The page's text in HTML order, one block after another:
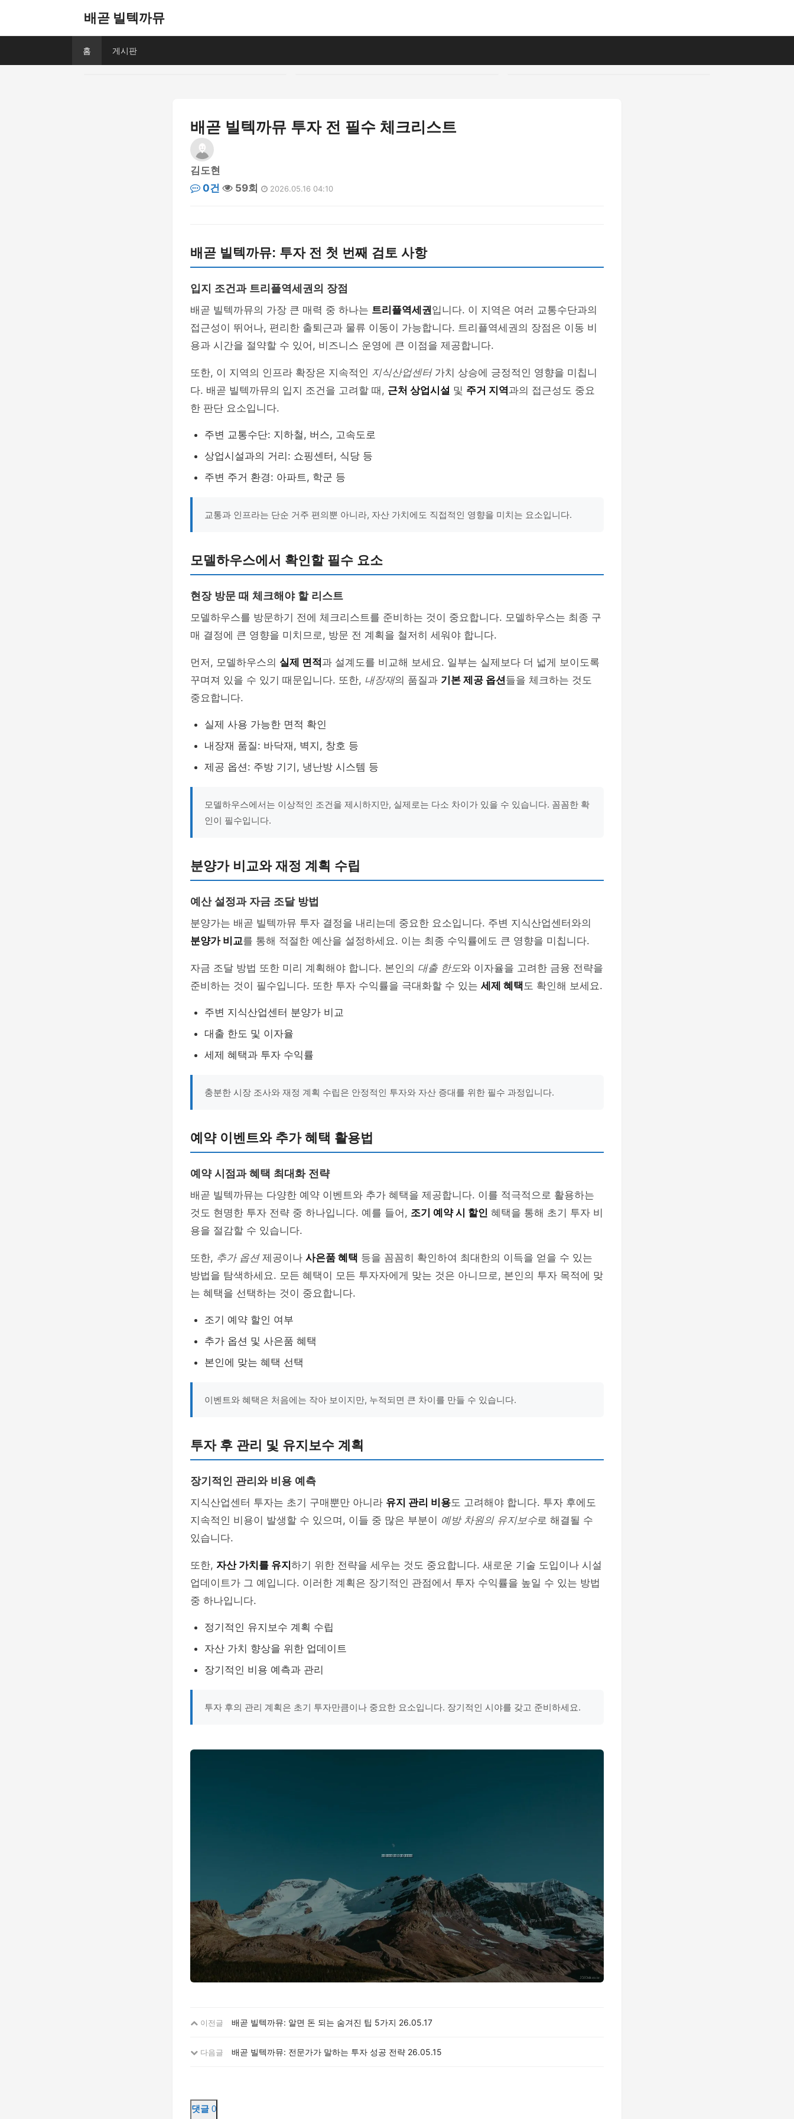
배곧 빌텍까뮤
홈 게시판
배곧 빌텍까뮤 투자 전 필수 체크리스트
김도현
0건
59회 2026.05.16 04:10
배곧 빌텍까뮤: 투자 전 첫 번째 검토 사항
입지 조건과 트리플역세권의 장점
배곧 빌텍까뮤의 가장 큰 매력 중 하나는 트리플역세권입니다. 이 지역은 여러 교통수단과의
접근성이 뛰어나, 편리한 출퇴근과 물류 이동이 가능합니다. 트리플역세권의 장점은 이동 비
용과 시간을 절약할 수 있어, 비즈니스 운영에 큰 이점을 제공합니다.
또한, 이 지역의 인프라 확장은 지속적인 지식산업센터가치 상승에 긍정적인 영향을 미칩니
다. 배곧 빌텍까뮤의 입지 조건을 고려할 때, 근처 상업시설 및 주거 지역과의 접근성도 중요
한 판단 요소입니다.
주변 교통수단: 지하철, 버스, 고속도로
상업시설과의 거리: 쇼핑센터, 식당 등
주변 주거 환경: 아파트, 학군 등
교통과 인프라는 단순 거주 편의뿐 아니라, 자산 가치에도 직접적인 영향을 미치는 요소입니다.
모델하우스에서 확인할 필수 요소
현장 방문 때 체크해야 할 리스트
모델하우스를 방문하기 전에 체크리스트를 준비하는 것이 중요합니다. 모델하우스는 최종 구
매 결정에 큰 영향을 미치므로, 방문 전 계획을 철저히 세워야 합니다.
먼저, 모델하우스의 실제 면적과 설계도를 비교해 보세요. 일부는 실제보다 더 넓게 보이도록
꾸며져 있을 수 있기 때문입니다. 또한, 내장재의 품질과 기본 제공 옵션들을 체크하는 것도
중요합니다.
실제 사용 가능한 면적 확인
내장재 품질: 바닥재, 벽지, 창호 등
제공 옵션: 주방 기기, 냉난방 시스템 등
모델하우스에서는 이상적인 조건을 제시하지만, 실제로는 다소 차이가 있을 수 있습니다. 꼼꼼한 확
인이 필수입니다.
분양가 비교와 재정 계획 수립
예산 설정과 자금 조달 방법
분양가는 배곧 빌텍까뮤 투자 결정을 내리는데 중요한 요소입니다. 주변 지식산업센터와의
분양가 비교를 통해 적절한 예산을 설정하세요. 이는 최종 수익률에도 큰 영향을 미칩니다.
자금 조달 방법 또한 미리 계획해야 합니다. 본인의 대출 한도와 이자율을 고려한 금융 전략을
준비하는 것이 필수입니다. 또한 투자 수익률을 극대화할 수 있는 세제 혜택도 확인해 보세요.
주변 지식산업센터 분양가 비교
대출 한도 및 이자율
세제 혜택과 투자 수익률
충분한 시장 조사와 재정 계획 수립은 안정적인 투자와 자산 증대를 위한 필수 과정입니다.
예약 이벤트와 추가 혜택 활용법
예약 시점과 혜택 최대화 전략
배곧 빌텍까뮤는 다양한 예약 이벤트와 추가 혜택을 제공합니다. 이를 적극적으로 활용하는
것도 현명한 투자 전략 중 하나입니다. 예를 들어, 조기 예약 시 할인 혜택을 통해 초기 투자 비
용을 절감할 수 있습니다.
또한, 추가 옵션제공이나 사은품 혜택 등을 꼼꼼히 확인하여 최대한의 이득을 얻을 수 있는
방법을 탐색하세요. 모든 혜택이 모든 투자자에게 맞는 것은 아니므로, 본인의 투자 목적에 맞
는 혜택을 선택하는 것이 중요합니다.
조기 예약 할인 여부
추가 옵션 및 사은품 혜택
본인에 맞는 혜택 선택
이벤트와 혜택은 처음에는 작아 보이지만, 누적되면 큰 차이를 만들 수 있습니다.
투자 후 관리 및 유지보수 계획
장기적인 관리와 비용 예측
지식산업센터 투자는 초기 구매뿐만 아니라 유지 관리 비용도 고려해야 합니다. 투자 후에도
지속적인 비용이 발생할 수 있으며, 이들 중 많은 부분이 예방 차원의 유지보수로 해결될 수
있습니다.
또한, 자산 가치를 유지 하기 위한 전략을 세우는 것도 중요합니다. 새로운 기술 도입이나 시설
업데이트가 그 예입니다. 이러한 계획은 장기적인 관점에서 투자 수익률을 높일 수 있는 방법
중 하나입니다.
정기적인 유지보수 계획 수립
자산 가치 향상을 위한 업데이트
장기적인 비용 예측과 관리
투자 후의 관리 계획은 초기 투자만큼이나 중요한 요소입니다. 장기적인 시야를 갖고 준비하세요.
이전글 배곧 빌텍까뮤: 알면 돈 되는 숨겨진 팁 5가지 26.05.17
다음글 배곧 빌텍까뮤: 전문가가 말하는 투자 성공 전략 26.05.15
댓글 0